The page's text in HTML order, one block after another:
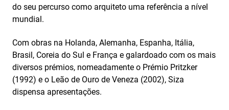
do seu percurso como arquiteto uma referência a nível
mundial.
Com obras na Holanda, Alemanha, Espanha, Itália,
Brasil, Coreia do Sul e França e galardoado com os mais
diversos prémios, nomeadamente o Prémio Pritzker
(1992) e o Leão de Ouro de Veneza (2002), Siza
dispensa apresentações.